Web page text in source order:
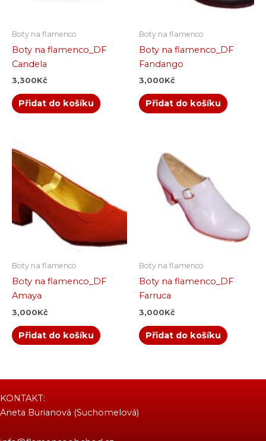
Boty na flamenco
Boty na flamenco_DF
Candela
3,300Kč
Přidat do košíku
Boty na flamenco
Boty na flamenco_DF
Fandango
3,000Kč
Přidat do košíku
Boty na flamenco
Boty na flamenco_DF
Amaya
3,000Kč
Přidat do košíku
Boty na flamenco
Boty na flamenco_DF
Farruca
3,000Kč
Přidat do košíku
KONTAKT:
Aneta Burianová (Suchomelová)